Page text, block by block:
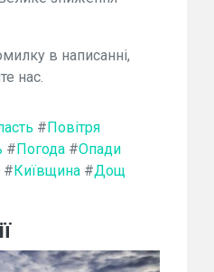
в написанні,
нас.
#Повітря
#Погода #Опади
#Київщина #Дощ